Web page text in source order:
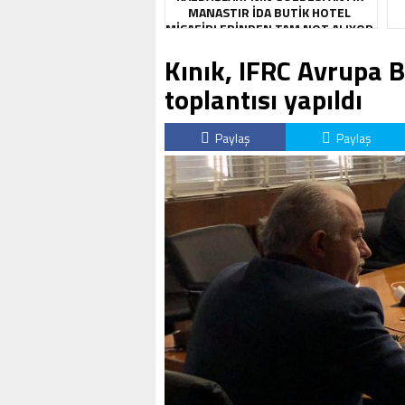
MANASTIR İDA BUTIK HOTEL
MISAFIRLERINDEN TAM NOT ALIYOR
Kınık, IFRC
toplantısı yapıldı
Paylaş Paylaş